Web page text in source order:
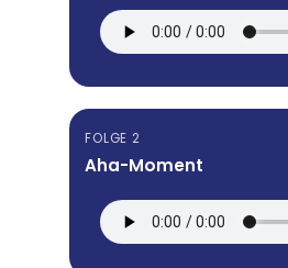
FOLGE 2
Aha-Moment